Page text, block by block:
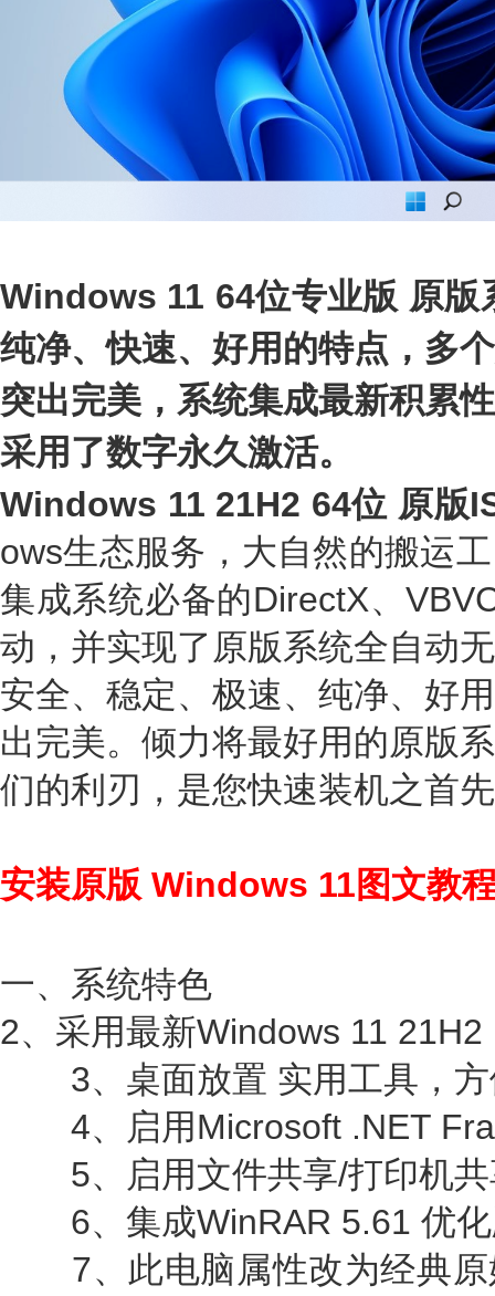
Windows 11 64位专业版 原版
纯净、快速、好用的特点，多
突出完美，系统集成最新积累
采用了数字永久激活。
Windows 11 21H2 64位 原版
ows生态服务，大自然的搬运
集成系统必备的DirectX、
动，并实现了原版系统全自动
安全、稳定、极速、纯净、好
出完美。倾力将最好用的原版
们的利刃，是您快速装机之首
安装原版 Windows 11图文教
一、系统特色
2、采用最新Windows 11
3、桌面放置 实用工具，方
4、启用Microsoft .NET
5、启用文件共享/打印机共
6、集成WinRAR 5.61 优化
7、此电脑属性改为经典原